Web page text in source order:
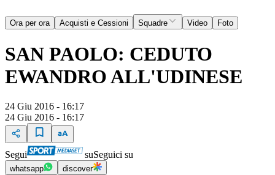
Ora per ora Acquisti e Cessioni Squadre Video Foto
SAN PAOLO: CEDUTO
EWANDRO ALL'UDINESE
24 Giu 2016 - 16:17
24 Giu 2016 - 16:17
Segui suSeguici su
whatsapp discover